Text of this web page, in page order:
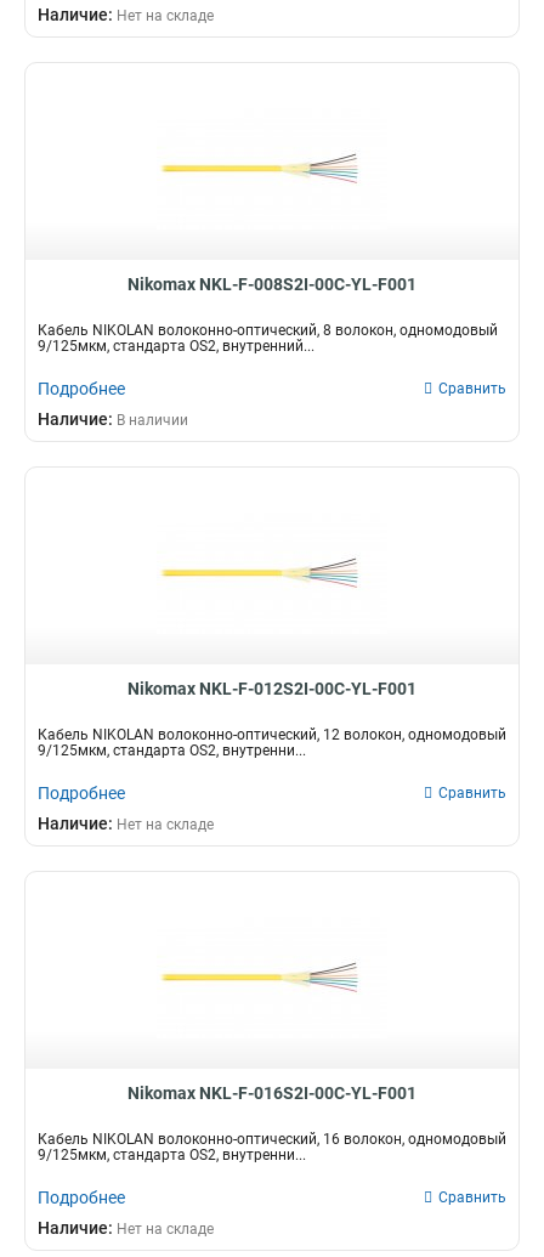
Наличие: Нет на складе
Nikomax NKL-F-008S2I-00C-YL-F001
Кабель NIKOLAN волоконно-оптический, 8 волокон, одномодовый
9/125мкм, стандарта OS2, внутренний...
Подробнее Сравнить
Наличие: В наличии
Nikomax NKL-F-012S2I-00C-YL-F001
Кабель NIKOLAN волоконно-оптический, 12 волокон, одномодовый
9/125мкм, стандарта OS2, внутренни...
Подробнее Сравнить
Наличие: Нет на складе
Nikomax NKL-F-016S2I-00C-YL-F001
Кабель NIKOLAN волоконно-оптический, 16 волокон, одномодовый
9/125мкм, стандарта OS2, внутренни...
Подробнее Сравнить
Наличие: Нет на складе